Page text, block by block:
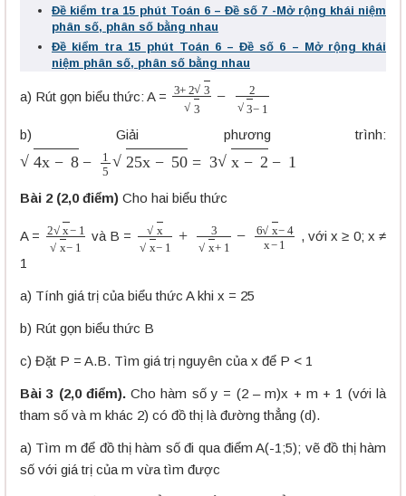
Đề kiểm tra 15 phút Toán 6 – Đề số 7 -Mở rộng khái niệm
phân số, phân số bằng nhau
Đề kiểm tra 15 phút Toán 6 – Đề số 6 – Mở rộng khái
niệm phân số, phân số bằng nhau
a) Rút gọn biểu thức: A = 3+233 −1
b) Giải phương trình:
4 x−8−15 x 50=3x−2−
Bài 2 (2,0 điểm) Cho hai biểu thức
A = 2x−1 x 1
và B = x−1 3 1− 4x −1
, với x ≥ 0; x ≠
1
a) Tính giá trị của biểu thức A khi x = 25
b) Rút gọn biểu thức B
c) Đặt P = A.B. Tìm giá trị nguyên của x để P < 1
Bài 3 (2,0 điểm).Cho hàm số y = (2 – m)x + m + 1 (với là
tham số và m khác 2) có đồ thị là đường thẳng (d).
a) Tìm m để đồ thị hàm số đi qua điểm A(-1;5); vẽ đồ thị hàm
số với giá trị của m vừa tìm được